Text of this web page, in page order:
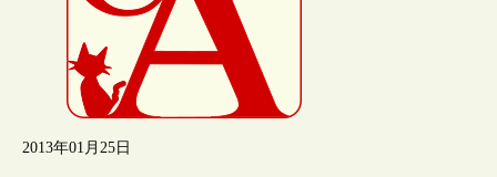
2013年01月25日